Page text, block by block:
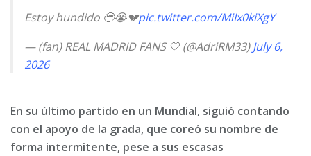
Estoy hundido 🥹😭💔pic.twitter.com/MiIx0kiXgY
— (fan) REAL MADRID FANS 🤍 (@AdriRM33)July 6,
2026
En su último partido en un Mundial, siguió contando
con el apoyo de la grada, que coreó su nombre de
forma intermitente, pese a sus escasas